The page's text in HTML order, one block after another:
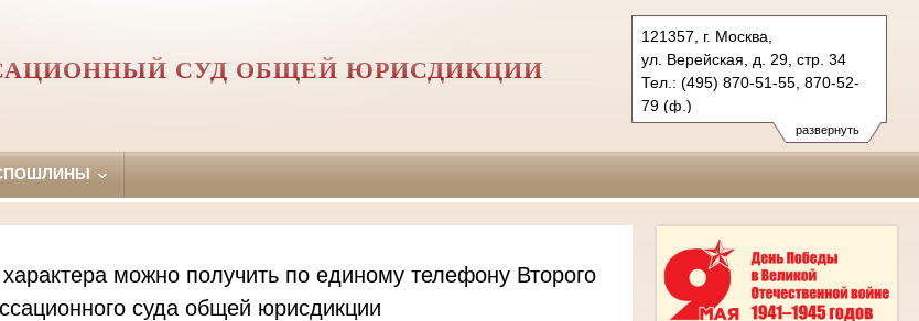
развернуть
121357, г. Москва,
ул. Верейская, д. 29, стр. 34
Тел.: (495) 870-51-55, 870-52-
79 (ф.)
2kas@sudrf.ru
СУД ОБЩЕЙ ЮРИСДИКЦИИ
можно получить по единому телефону Второго
суда общей юрисдикции